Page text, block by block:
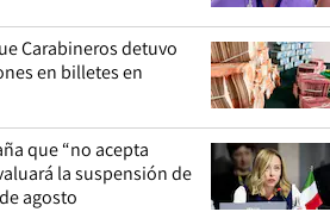
Carabineros detuvo
en billetes en
que “no acepta
la suspensión de
agosto